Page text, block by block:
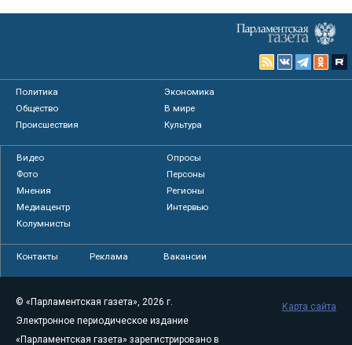
Политика
Экономика
Общество
В мире
Происшествия
Культура
Видео
Опросы
Фото
Персоны
Мнения
Регионы
Медиацентр
Интервью
Колумнисты
Контакты Реклама Вакансии
© «Парламентская газета», 2026 г.
Электронное периодическое издание
«Парламентская газета» зарегистрировано в
Карта сайта